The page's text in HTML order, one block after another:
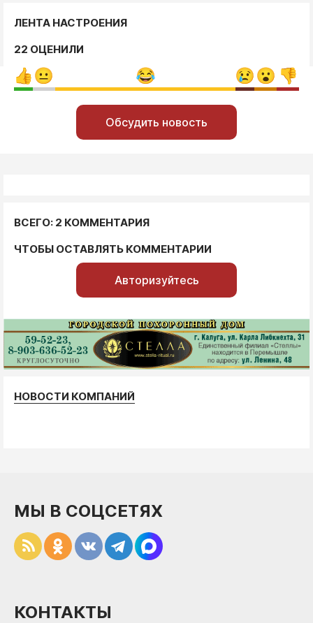
ЛЕНТА НАСТРОЕНИЯ
22 ОЦЕНИЛИ
Обсудить новость
ВСЕГО: 2 КОММЕНТАРИЯ
ЧТОБЫ ОСТАВЛЯТЬ КОММЕНТАРИИ
Авторизуйтесь
НОВОСТИ КОМПАНИЙ
МЫ В СОЦСЕТЯХ
КОНТАКТЫ